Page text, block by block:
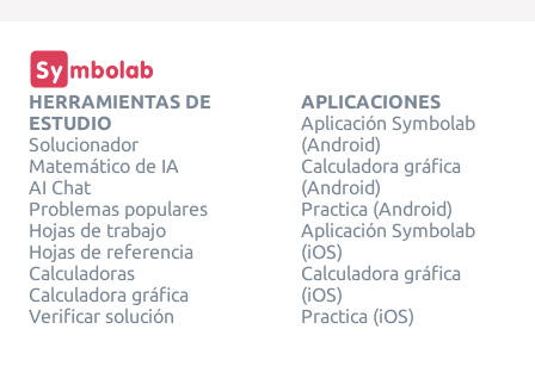
HERRAMIENTAS DE
ESTUDIO
Solucionador
Matemático de IA
AI Chat
Problemas populares
Hojas de trabajo
Hojas de referencia
Calculadoras
Calculadora gráfica
Verificar solución
APLICACIONES
Aplicación Symbolab
(Android)
Calculadora gráfica
(Android)
Practica (Android)
Aplicación Symbolab
(iOS)
Calculadora gráfica
(iOS)
Practica (iOS)